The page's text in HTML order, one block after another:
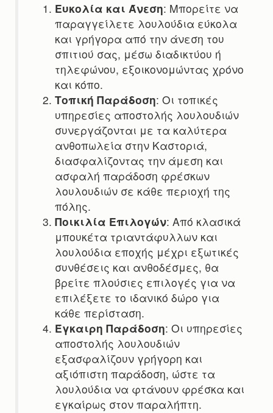
Ευκολία και Άνεση: Μπορείτε να
παραγγείλετε λουλούδια εύκολα
και γρήγορα από την άνεση του
σπιτιού σας, μέσω διαδικτύου ή
τηλεφώνου, εξοικονομώντας χρόνο
και κόπο.
Τοπική Παράδοση: Οι τοπικές
υπηρεσίες αποστολής λουλουδιών
συνεργάζονται με τα καλύτερα
ανθοπωλεία στην Καστοριά,
διασφαλίζοντας την άμεση και
ασφαλή παράδοση φρέσκων
λουλουδιών σε κάθε περιοχή της
πόλης.
Ποικιλία Επιλογών: Από κλασικά
μπουκέτα τριαντάφυλλων και
λουλούδια εποχής μέχρι εξωτικές
συνθέσεις και ανθοδέσμες, θα
βρείτε πλούσιες επιλογές για να
επιλέξετε το ιδανικό δώρο για
κάθε περίσταση.
Έγκαιρη Παράδοση: Οι υπηρεσίες
αποστολής λουλουδιών
εξασφαλίζουν γρήγορη και
αξιόπιστη παράδοση, ώστε τα
λουλούδια να φτάνουν φρέσκα και
εγκαίρως στον παραλήπτη.